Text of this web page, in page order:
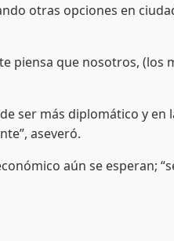
otras opciones en
piensa que nosotros, (los
ser más diplomático y en
aseveró.
aún se esperan;